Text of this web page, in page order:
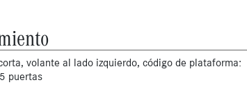
volante al lado izquierdo, código de plataforma:
puertas